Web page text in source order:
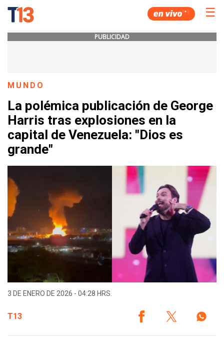
☰
PUBLICIDAD
MUNDO
La polémica publicación de George
Harris tras explosiones en la
capital de Venezuela: "Dios es
grande"
3 DE ENERO DE 2026 - 04:28 HRS.
T13